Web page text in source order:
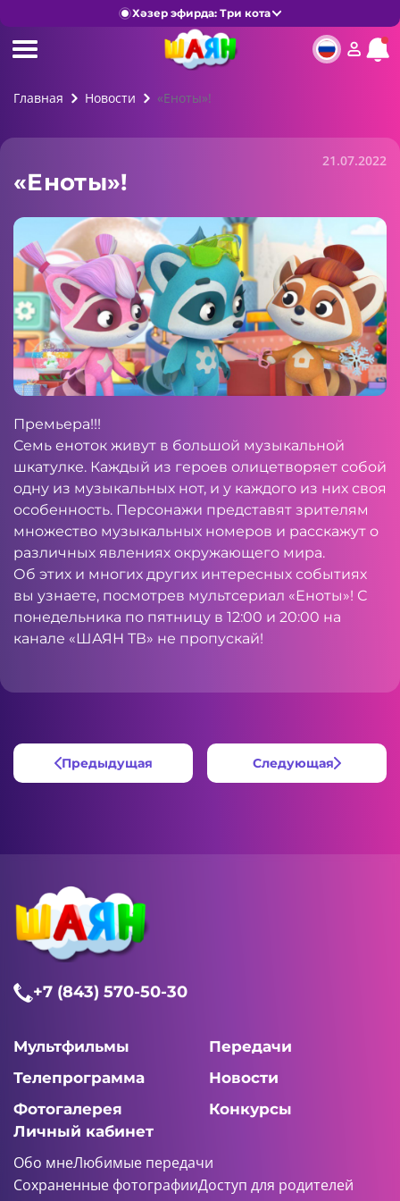
Хәзер эфирда: Три кота
Главная Новости «Еноты»!
21.07.2022
«Еноты»!
Премьера!!!
Семь еноток живут в большой музыкальной
шкатулке. Каждый из героев олицетворяет собой
одну из музыкальных нот, и у каждого из них своя
особенность. Персонажи представят зрителям
множество музыкальных номеров и расскажут о
различных явлениях окружающего мира.
Об этих и многих других интересных событиях
вы узнаете, посмотрев мультсериал «Еноты»! С
понедельника по пятницу в 12:00 и 20:00 на
канале «ШАЯН ТВ» не пропускай!
Предыдущая Следующая
+7 (843) 570-50-30
Мультфильмы
Передачи
Телепрограмма
Новости
Фотогалерея
Конкурсы
Личный кабинет
Обо мнеЛюбимые передачи
Сохраненные фотографииДоступ для родителей